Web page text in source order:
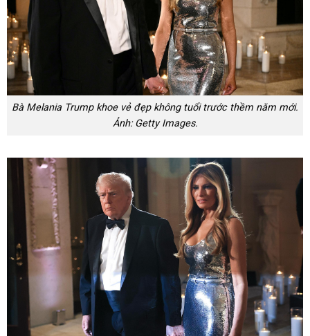
Bà Melania Trump khoe vẻ đẹp không tuổi trước thềm năm mới.
Ảnh: Getty Images.